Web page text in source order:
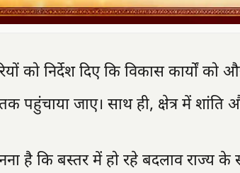
को निर्देश दिए कि विकास
तक पहुंचाया जाए। साथ ही, क्षेत्र में शांति
है कि बस्तर में हो रहे बदलाव राज्य